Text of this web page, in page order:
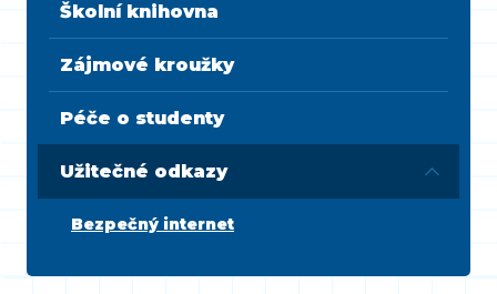
Školní knihovna
Zájmové kroužky
Péče o studenty
Užitečné odkazy
Bezpečný internet